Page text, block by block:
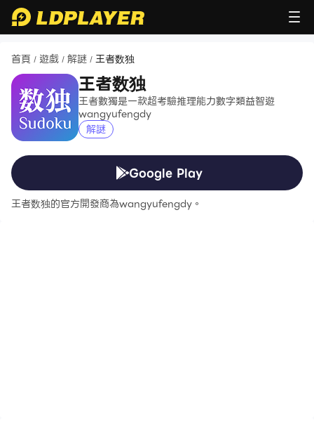
首頁 / 遊戲 / 解謎 / 王者数独
王者数独
王者數獨是一款超考驗推理能力數字類益智遊
wangyufengdy
解謎
Google Play
王者数独的官方開發商為wangyufengdy。